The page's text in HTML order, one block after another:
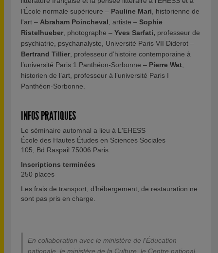
l’École normale supérieure – Pauline Mari , historienne de
l'art – Abraham Poincheval , artiste – Sophie
Ristelhueber , photographe – Yves Sarfati, professeur de
psychiatrie, psychanalyste, Université Paris VII Diderot –
Bertrand Tillier , professeur d’histoire contemporaine à
l’université Paris 1 Panthéon-Sorbonne – Pierre Wat
historien de l’art, professeur à l’université Paris I
Panthéon-Sorbonne.
INFOS PRATIQUES
Le séminaire automnal a lieu à L'EHESS
École des Hautes Études en Sciences Sociales
105, Bd Raspail 75006 Paris
Inscriptions terminées
250 places
Les frais de transport, d’hébergement, de restauration ne
sont pas pris en charge.
En collaboration avec le ministère de l’Éducation
nationale, le ministère de la Culture, le Centre national